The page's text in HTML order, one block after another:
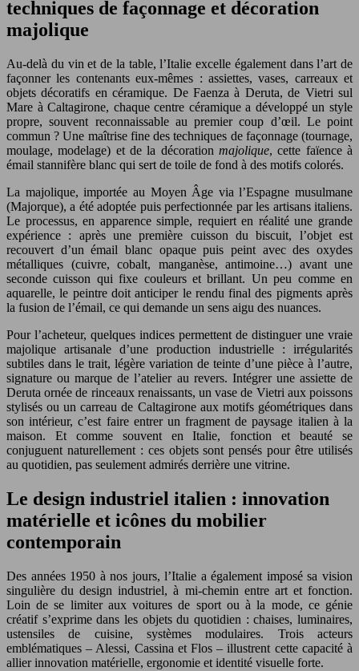
techniques de façonnage et décoration
majolique
Au-delà du vin et de la table, l’Italie excelle également dans l’art de
façonner les contenants eux-mêmes : assiettes, vases, carreaux et
objets décoratifs en céramique. De Faenza à Deruta, de Vietri sul
Mare à Caltagirone, chaque centre céramique a développé un style
propre, souvent reconnaissable au premier coup d’œil. Le point
commun ? Une maîtrise fine des techniques de façonnage (tournage,
moulage, modelage) et de la décoration majolique, cette faïence à
émail stannifère blanc qui sert de toile de fond à des motifs colorés.
La majolique, importée au Moyen Âge via l’Espagne musulmane
(Majorque), a été adoptée puis perfectionnée par les artisans italiens.
Le processus, en apparence simple, requiert en réalité une grande
expérience : après une première cuisson du biscuit, l’objet est
recouvert d’un émail blanc opaque puis peint avec des oxydes
métalliques (cuivre, cobalt, manganèse, antimoine…) avant une
seconde cuisson qui fixe couleurs et brillant. Un peu comme en
aquarelle, le peintre doit anticiper le rendu final des pigments après
la fusion de l’émail, ce qui demande un sens aigu des nuances.
Pour l’acheteur, quelques indices permettent de distinguer une vraie
majolique artisanale d’une production industrielle : irrégularités
subtiles dans le trait, légère variation de teinte d’une pièce à l’autre,
signature ou marque de l’atelier au revers. Intégrer une assiette de
Deruta ornée de rinceaux renaissants, un vase de Vietri aux poissons
stylisés ou un carreau de Caltagirone aux motifs géométriques dans
son intérieur, c’est faire entrer un fragment de paysage italien à la
maison. Et comme souvent en Italie, fonction et beauté se
conjuguent naturellement : ces objets sont pensés pour être utilisés
au quotidien, pas seulement admirés derrière une vitrine.
Le design industriel italien : innovation
matérielle et icônes du mobilier
contemporain
Des années 1950 à nos jours, l’Italie a également imposé sa vision
singulière du design industriel, à mi-chemin entre art et fonction.
Loin de se limiter aux voitures de sport ou à la mode, ce génie
créatif s’exprime dans les objets du quotidien : chaises, luminaires,
ustensiles de cuisine, systèmes modulaires. Trois acteurs
emblématiques – Alessi, Cassina et Flos – illustrent cette capacité à
allier innovation matérielle, ergonomie et identité visuelle forte.